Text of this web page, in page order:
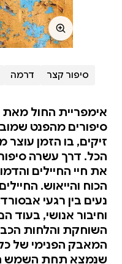
סיפור קצר דרמה
אימפריית החול מאת
סיפורים מהפנט
זיקים, בו הזמן עוצר
הכל. דרך עשרה
את חיי החיילים
הכוח והייאוש.
נעים בין רגעי
וחיבור אנושי,
השוחקת והלחות
המאבק הפנימי של
שנמצא תחת השמש